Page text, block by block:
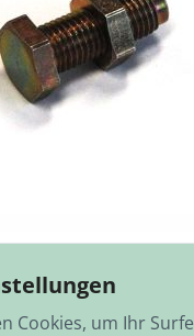
Schraube Bing 22/
Cookies, um Ihr